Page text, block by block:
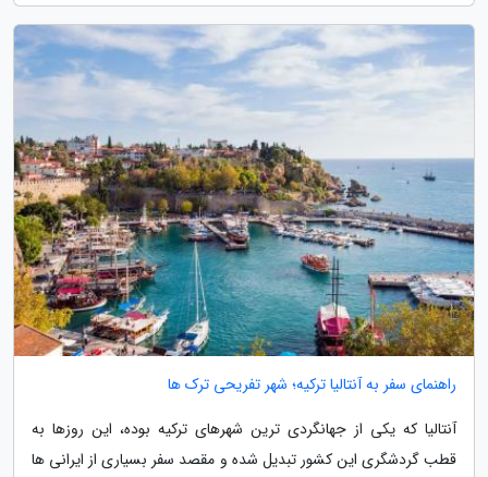
راهنمای سفر به آنتالیا ترکیه؛ شهر تفریحی ترک ها
آنتالیا که یکی از جهانگردی ترین شهرهای ترکیه بوده، این روزها به
قطب گردشگری این کشور تبدیل شده و مقصد سفر بسیاری از ایرانی ها